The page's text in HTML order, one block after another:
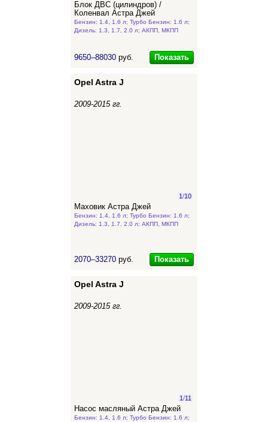
Блок ДВС (цилиндров) /
Коленвал Астра Джей
Бензин: 1.4, 1.6 л; Турбо Бензин: 1.6 л;
Дизель: 1.3, 1.7, 2.0 л; АКПП, МКПП
9650–88030 руб. Показать
Opel Astra J
2009-2015 гг.
1/10
Маховик Астра Джей
Бензин: 1.4, 1.6 л; Турбо Бензин: 1.6 л;
Дизель: 1.3, 1.7, 2.0 л; АКПП, МКПП
2070–33270 руб. Показать
Opel Astra J
2009-2015 гг.
1/11
Насос масляный Астра Джей
Бензин: 1.4, 1.6 л; Турбо Бензин: 1.6 л;